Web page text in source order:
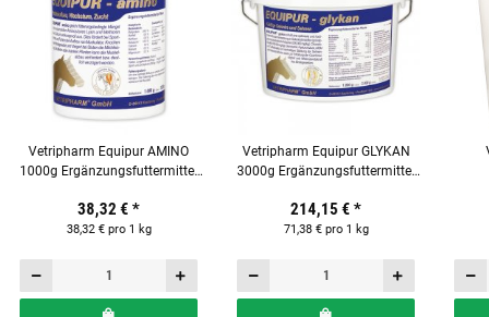
Vetripharm Equipur AMINO
1000g Ergänzungsfuttermittel
38,32 € *
38,32 € pro 1 kg
Vetripharm Equipur GLYKAN
3000g Ergänzungsfuttermittel
214,15 € *
71,38 € pro 1 kg